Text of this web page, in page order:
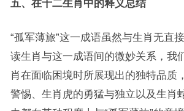
五、在十二生肖中的释义总结
“孤军薄旅”这一成语虽然与生肖无直
读生肖与这一成语间的微妙关系，我
肖在面临困境时所展现出的独特品质
警惕、生肖虎的勇猛与独立以及生肖